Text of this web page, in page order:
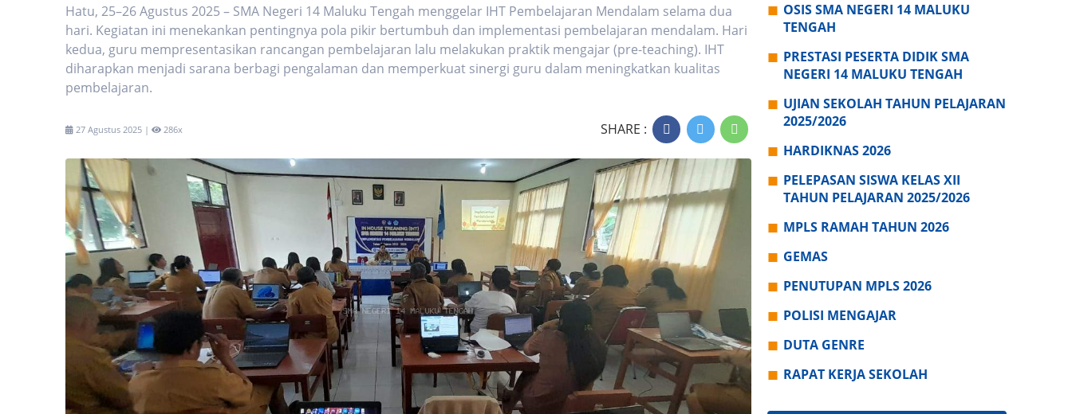
Hatu, 25–26 Agustus 2025 – SMA Negeri 14 Maluku Tengah menggelar IHT Pembelajaran Mendalam selama dua
hari. Kegiatan ini menekankan pentingnya pola pikir bertumbuh dan implementasi pembelajaran mendalam. Hari
kedua, guru mempresentasikan rancangan pembelajaran lalu melakukan praktik mengajar (pre-teaching). IHT
diharapkan menjadi sarana berbagi pengalaman dan memperkuat sinergi guru dalam meningkatkan kualitas
pembelajaran.
27 Agustus 2025 | 286x SHARE :
OSIS SMA NEGERI 14 MALUKU
TENGAH
PRESTASI PESERTA DIDIK SMA
NEGERI 14 MALUKU TENGAH
UJIAN SEKOLAH TAHUN PELAJARAN
2025/2026
HARDIKNAS 2026
PELEPASAN SISWA KELAS XII
TAHUN PELAJARAN 2025/2026
MPLS RAMAH TAHUN 2026
GEMAS
PENUTUPAN MPLS 2026
POLISI MENGAJAR
DUTA GENRE
RAPAT KERJA SEKOLAH